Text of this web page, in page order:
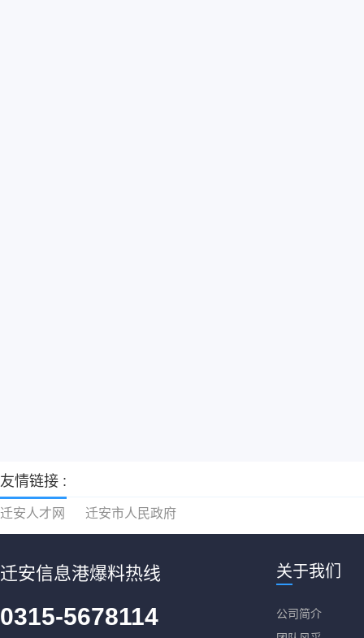
友情链接 :
迁安人才网 迁安市人民政府
迁安信息港爆料热线
0315-5678114
关于我们
公司简介